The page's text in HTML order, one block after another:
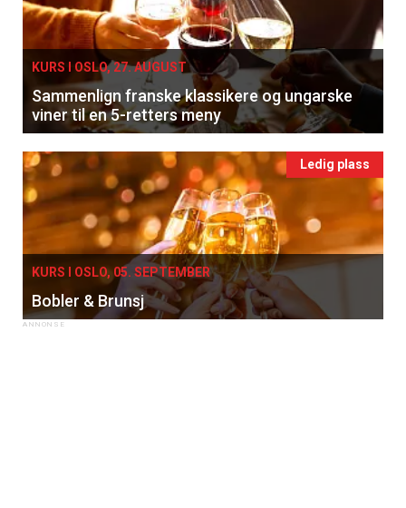
KURS I OSLO, 27. AUGUST
Sammenlign franske klassikere og ungarske
viner til en 5-retters meny
Ledig plass
KURS I OSLO, 05. SEPTEMBER
Bobler & Brunsj